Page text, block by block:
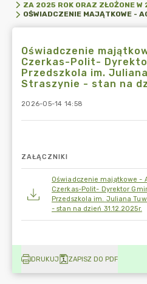
ZA 2025 ROK ORAZ ZŁOŻONE W
Oświadczenie
Czerkas-Polit-
Przedszkola im.
Straszynie - stan na
2026-05-14 14:58
ZAŁĄCZNIKI
Oświadczenie majątkowe -
Czerkas-Polit- Dyrektor
Przedszkola im. Juliana
- stan na dzień 31.12.2025r.
DRUKUJ ZAPISZ DO PDF